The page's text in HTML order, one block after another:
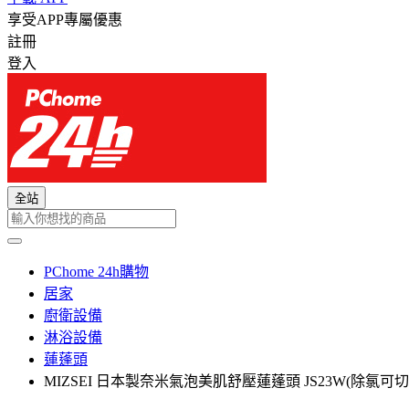
享受APP專屬優惠
註冊
登入
全站
PChome 24h購物
居家
廚衛設備
淋浴設備
蓮蓬頭
MIZSEI 日本製奈米氣泡美肌舒壓蓮蓬頭 JS23W(除氯可